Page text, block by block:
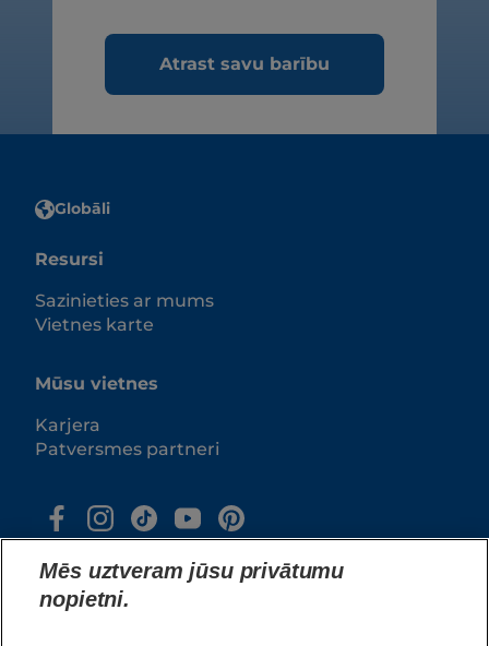
Atrast savu barību
Globāli
Resursi
Sazinieties ar mums
Vietnes karte
Mūsu vietnes
Karjera
Patversmes partneri
Mēs uztveram jūsu privātumu
nopietni.